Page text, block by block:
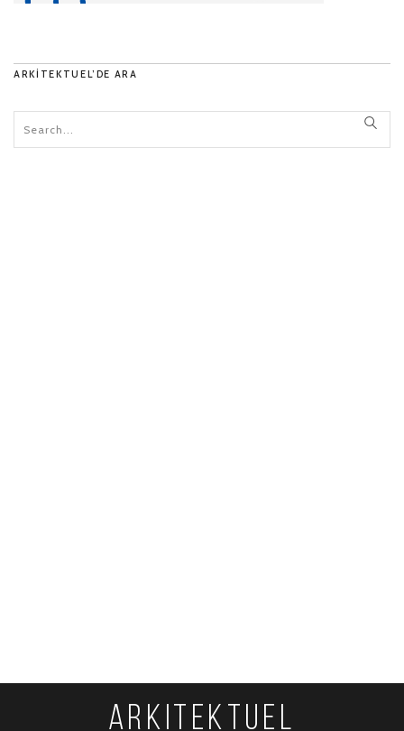
ARKITEKTUEL’DE ARA
ARKITEKTUEL